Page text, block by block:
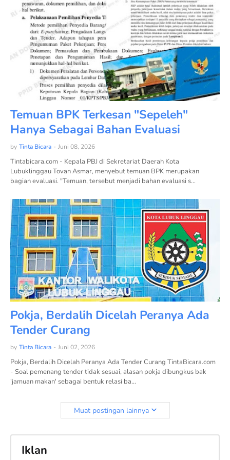
Temuan BPK Terkesan "Sepeleh"
Hanya Sebagai Bahan Evaluasi
by Tinta Bicara - Juni 08, 2026
Tintabicara.com - Kepala PBJ di Sekretariat Daerah Kota
Lubuklinggau Tovan Asmar, menyebut temuan BPK merupakan
bagian evaluasi. "Temuan, tersebut menjadi bahan evaluasi s…
Pokja, Berdalih Dicelah Peranya Ada
Tender Curang
by Tinta Bicara - Juni 02, 2026
Pokja, Berdalih Dicelah Peranya Ada Tender Curang TintaBicara.com
- Soal pemenang tender tidak sesuai, alasan pokja dibungkus bak
'jamuan makan' sebagai bentuk relasi ba…
Muat postingan lainnya
Iklan